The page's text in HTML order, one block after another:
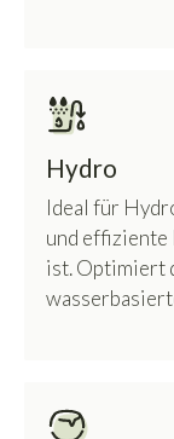
Hydro
Ideal für
und effiziente
ist. Optimiert